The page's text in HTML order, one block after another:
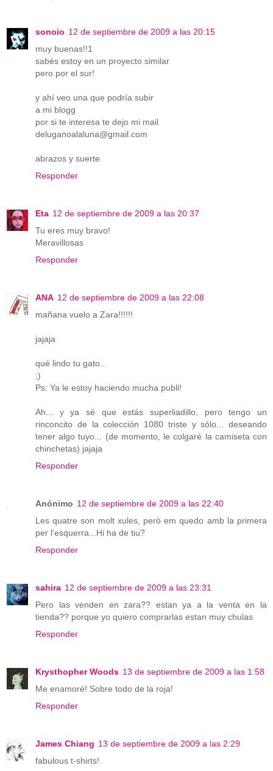
sonoio 12 de septiembre de 2009 a las 20:15
muy buenas!!1
sabés estoy en un proyecto similar
pero por el sur!
y ahí veo una que podría subir
a mi blogg
por si te interesa te dejo mi mail
deluganoalaluna@gmail.com
abrazos y suerte
Responder
Eta 12 de septiembre de 2009 a las 20:37
Tu eres muy bravo!
Meravillosas
Responder
ANA 12 de septiembre de 2009 a las 22:08
mañana vuelo a Zara!!!!!!
jajaja
qué lindo tu gato...
;)
Ps: Ya le estoy haciendo mucha publi!
Ah... y ya sé que estás superliadillo, pero tengo un
rinconcito de la colección 1080 triste y sólo... deseando
tener algo tuyo... (de momento, le colgaré la camiseta con
chinchetas) jajaja
Responder
Anónimo 12 de septiembre de 2009 a las 22:40
Les quatre son molt xules, però em quedo amb la primera
per l'esquerra...Hi ha de tiu?
Responder
sahira 12 de septiembre de 2009 a las 23:31
Pero las venden en zara?? estan ya a la venta en la
tienda?? porque yo quiero comprarlas estan muy chulas
Responder
Krysthopher Woods 13 de septiembre de 2009 a las 1:58
Me enamoré! Sobre todo de la roja!
Responder
James Chiang 13 de septiembre de 2009 a las 2:29
fabulous t-shirts!